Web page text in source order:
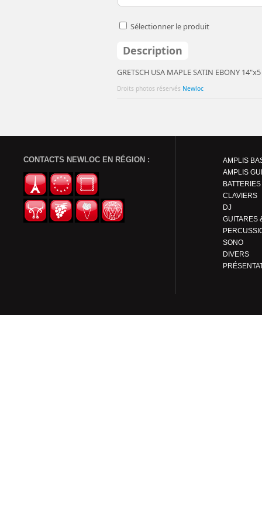
Sélectionner le produit
Description
GRETSCH USA MAPLE SATIN EBONY 14"x5
Droits photos réservés Newloc
CONTACTS NEWLOC EN RÉGION :
AMPLIS
AMPLIS
BATTERIES
CLAVIERS
DJ
SONO
DIVERS